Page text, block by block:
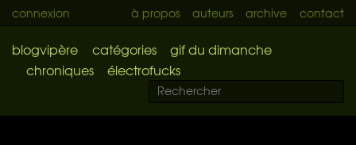
connexion à propos auteurs archive contact
blogvipère catégories
gif du dimanche
chroniques
électrofucks